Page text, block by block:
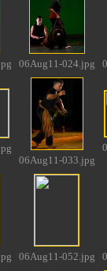
06Aug11-024.jpg
06Aug11-033.jpg
06Aug11-052.jpg